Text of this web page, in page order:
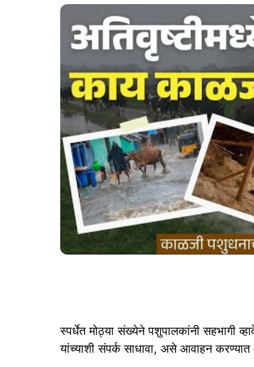
स्पर्धेत मोठ्या संख्येने पशुपालकांनी सहभागी
यांच्याशी संपर्क साधावा, असे आवाहन